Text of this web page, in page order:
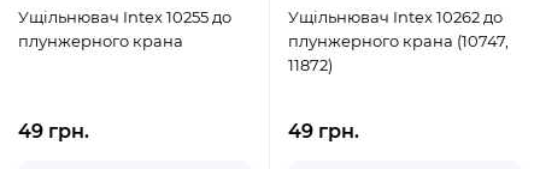
Ущільнювач Intex 10255 до
плунжерного крана
49 грн.
Ущільнювач Intex 10262 до
плунжерного крана (10747,
11872)
49 грн.